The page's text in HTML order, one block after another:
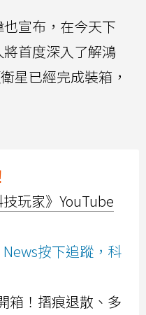
宣布，在今天下
首度深入了解鴻
星已經完成裝箱，
玩家》YouTube
按下追蹤，科
箱！摺痕退散、多